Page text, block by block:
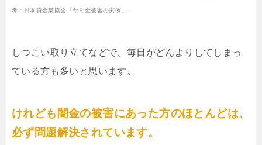
考：日本貸金業協会「ヤミ金被害の実例」
しつこい取り立てなどで、毎日がどんよりしてしまっ
ている方も多いと思います。
けれども闇金の被害にあった方のほとんどは、
必ず問題解決されています。